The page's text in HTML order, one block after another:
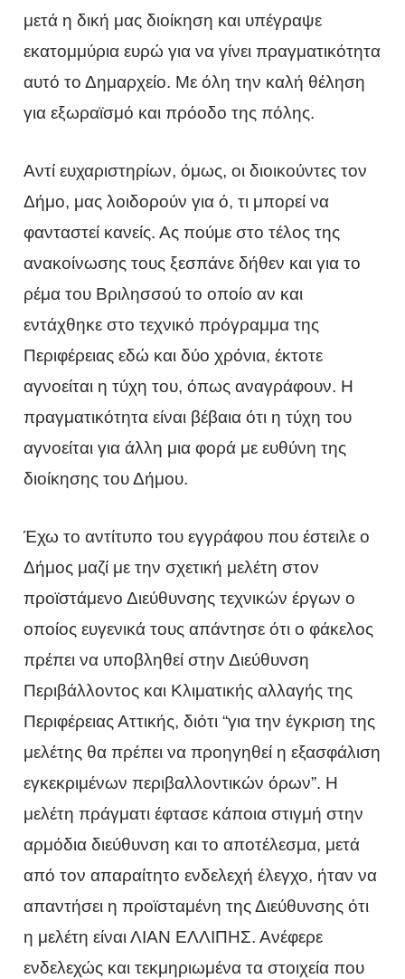
μετά η δική μας διοίκηση και υπέγραψε
εκατομμύρια ευρώ για να γίνει πραγματικότητα
αυτό το Δημαρχείο. Με όλη την καλή θέληση
για εξωραϊσμό και πρόοδο της πόλης.
Αντί ευχαριστηρίων, όμως, οι διοικούντες τον
Δήμο, μας λοιδορούν για ό, τι μπορεί να
φανταστεί κανείς. Ας πούμε στο τέλος της
ανακοίνωσης τους ξεσπάνε δήθεν και για το
ρέμα του Βριλησσού το οποίο αν και
εντάχθηκε στο τεχνικό πρόγραμμα της
Περιφέρειας εδώ και δύο χρόνια, έκτοτε
αγνοείται η τύχη του, όπως αναγράφουν. Η
πραγματικότητα είναι βέβαια ότι η τύχη του
αγνοείται για άλλη μια φορά με ευθύνη της
διοίκησης του Δήμου.
Έχω το αντίτυπο του εγγράφου που έστειλε ο
Δήμος μαζί με την σχετική μελέτη στον
προϊστάμενο Διεύθυνσης τεχνικών έργων ο
οποίος ευγενικά τους απάντησε ότι ο φάκελος
πρέπει να υποβληθεί στην Διεύθυνση
Περιβάλλοντος και Κλιματικής αλλαγής της
Περιφέρειας Αττικής, διότι “για την έγκριση της
μελέτης θα πρέπει να προηγηθεί η εξασφάλιση
εγκεκριμένων περιβαλλοντικών όρων”. H
μελέτη πράγματι έφτασε κάποια στιγμή στην
αρμόδια διεύθυνση και το αποτέλεσμα, μετά
από τον απαραίτητο ενδελεχή έλεγχο, ήταν να
απαντήσει η προϊσταμένη της Διεύθυνσης ότι
η μελέτη είναι ΛΙΑΝ ΕΛΛΙΠΗΣ. Ανέφερε
ενδελεχώς και τεκμηριωμένα τα στοιχεία που